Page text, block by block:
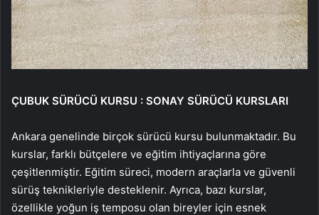
ÇUBUK SÜRÜCÜ KURSU : SONAY SÜRÜCÜ KURSLARI
Ankara genelinde birçok sürücü kursu bulunmaktadır. Bu
kurslar, farklı bütçelere ve eğitim ihtiyaçlarına göre
çeşitlenmiştir. Eğitim süreci, modern araçlarla ve güvenli
sürüş teknikleriyle desteklenir. Ayrıca, bazı kurslar,
özellikle yoğun iş temposu olan bireyler için esnek